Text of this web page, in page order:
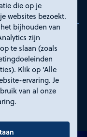
die op je
websites bezoekt.
bijhouden van
zijn
te slaan (zoals
Klik op 'Alle
ervaring. Je
van al onze